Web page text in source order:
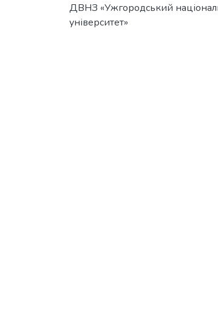
ДВНЗ «Ужгородський
університет»